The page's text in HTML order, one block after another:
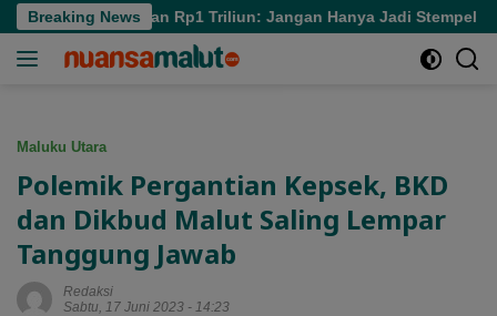
Langsung
ke
Breaking News
Pinjaman Rp1 Triliun: Jangan Hanya Jadi Stempel
Maluku Utara
Polemik Pergantian Kepsek, BKD
dan Dikbud Malut Saling Lempar
Tanggung Jawab
Redaksi
Sabtu, 17 Juni 2023 - 14:23